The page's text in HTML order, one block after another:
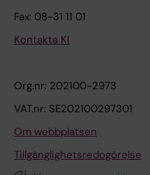
Fax: 08-31 11 01
Kontakta KI
Org.nr: 202100-2973
VAT.nr: SE202100297301
Om webbplatsen
Tillgänglighetsredogörelse